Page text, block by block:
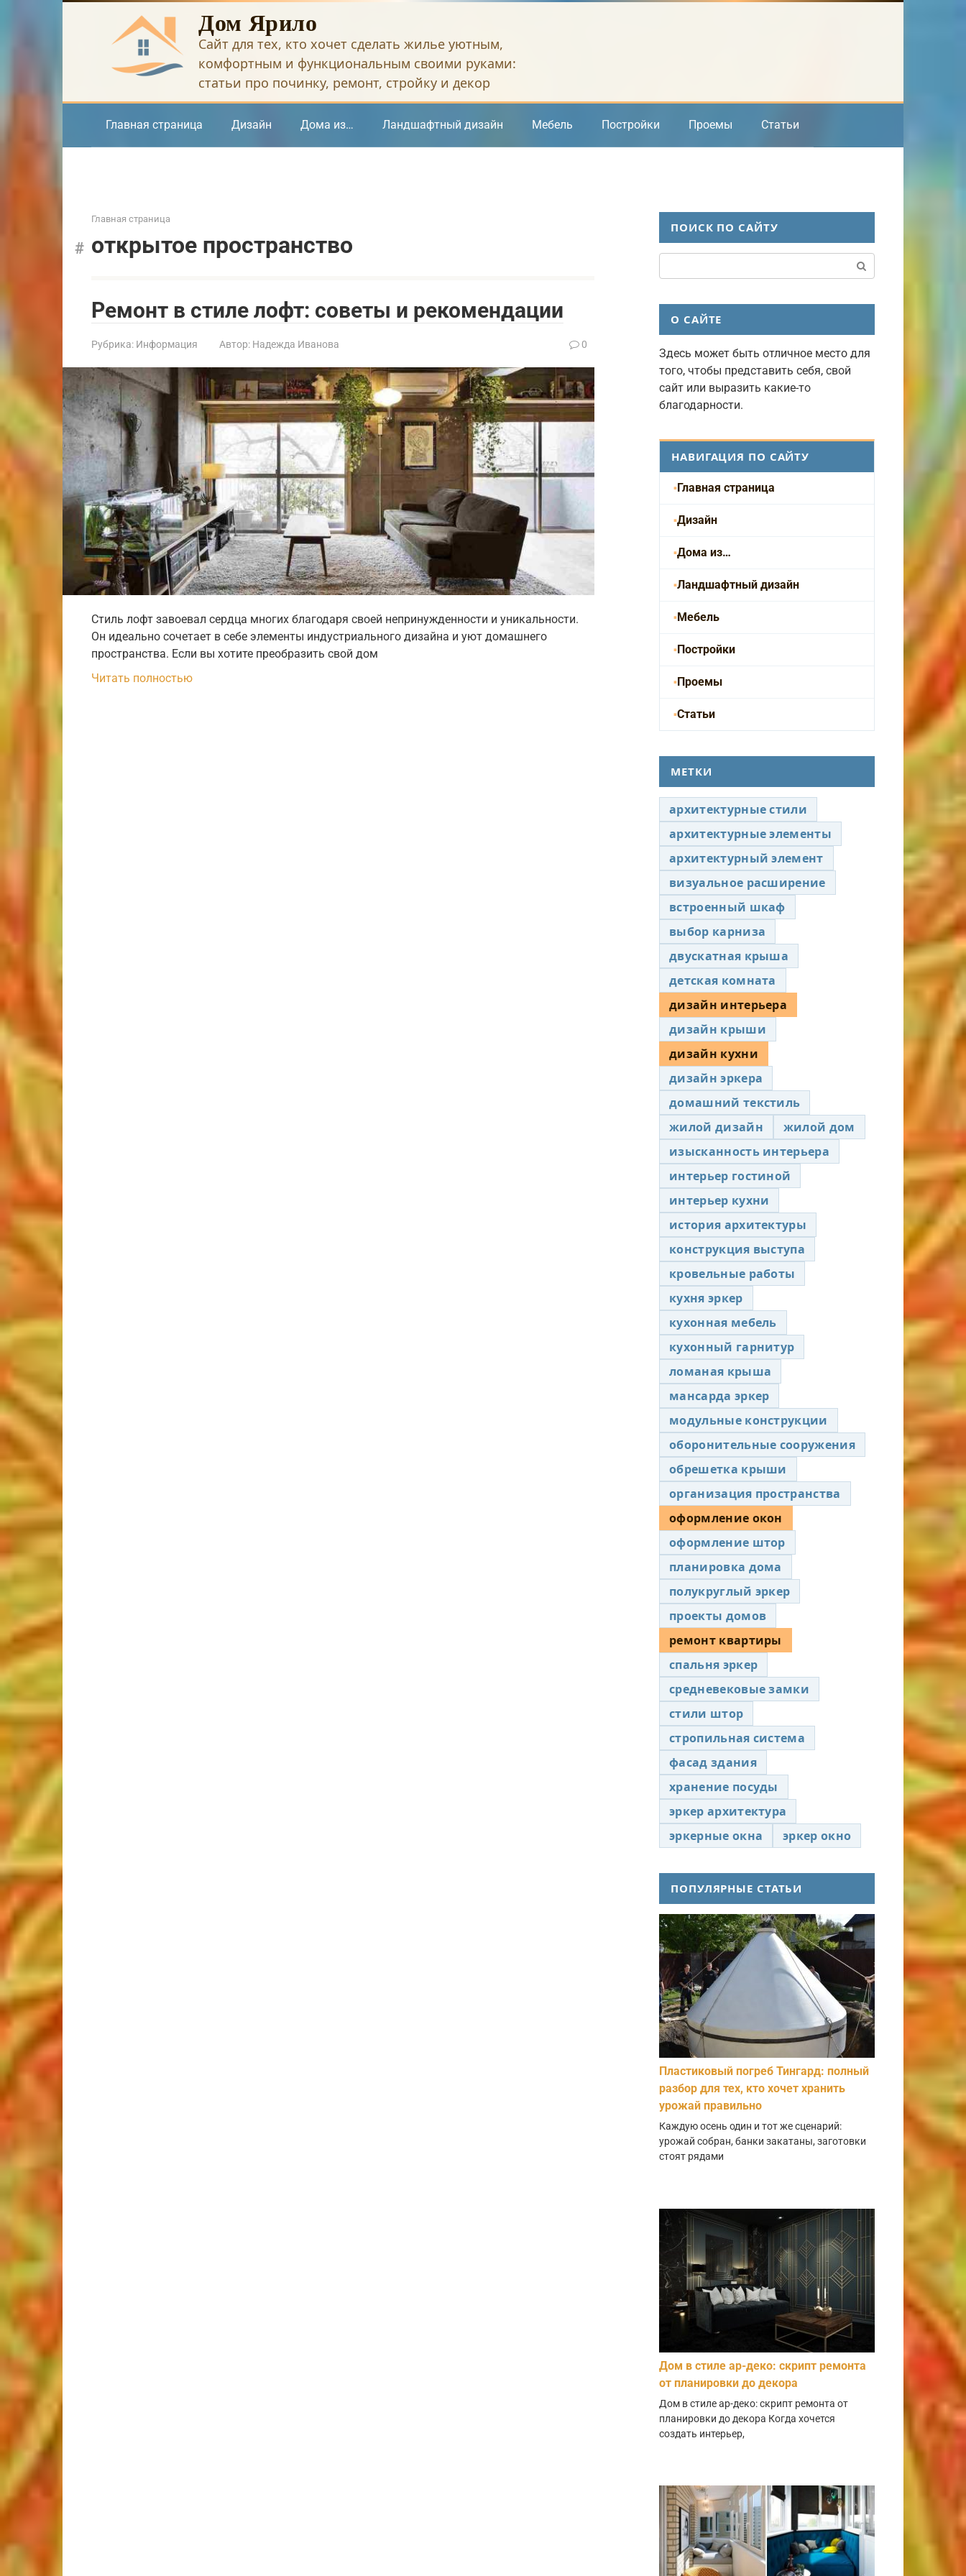
Дом Ярило
Сайт для тех, кто хочет сделать жилье уютным,
комфортным и функциональным своими руками:
статьи про починку, ремонт, стройку и декор
Главная страница Дизайн Дома из… Ландшафтный дизайн Мебель Постройки Проемы Статьи
Главная страница
открытое пространство
Ремонт в стиле лофт: советы и рекомендации
Рубрика: Информация Автор: Надежда Иванова 0
Стиль лофт завоевал сердца многих благодаря своей непринужденности и уникальности.
Он идеально сочетает в себе элементы индустриального дизайна и уют домашнего
пространства. Если вы хотите преобразить свой дом
Читать полностью
ПОИСК ПО САЙТУ
О САЙТЕ
Здесь может быть отличное место для
того, чтобы представить себя, свой
сайт или выразить какие-то
благодарности.
НАВИГАЦИЯ ПО САЙТУ
Главная страница
Дизайн
Дома из…
Ландшафтный дизайн
Мебель
Постройки
Проемы
Статьи
МЕТКИ
архитектурные стили
архитектурные элементы
архитектурный элемент
визуальное расширение
встроенный шкаф
выбор карниза
двускатная крыша
детская комната
дизайн интерьера
дизайн крыши
дизайн кухни
дизайн эркера
домашний текстиль
жилой дизайн
жилой дом
изысканность интерьера
интерьер гостиной
интерьер кухни
история архитектуры
конструкция выступа
кровельные работы
кухня эркер
кухонная мебель
кухонный гарнитур
ломаная крыша
мансарда эркер
модульные конструкции
оборонительные сооружения
обрешетка крыши
организация пространства
оформление окон
оформление штор
планировка дома
полукруглый эркер
проекты домов
ремонт квартиры
спальня эркер
средневековые замки
стили штор
стропильная система
фасад здания
хранение посуды
эркер архитектура
эркерные окна
эркер окно
ПОПУЛЯРНЫЕ СТАТЬИ
Пластиковый погреб Тингард: полный
разбор для тех, кто хочет хранить
урожай правильно
Каждую осень один и тот же сценарий:
урожай собран, банки закатаны, заготовки
стоят рядами
Дом в стиле ар-деко: скрипт ремонта
от планировки до декора
Дом в стиле ар-деко: скрипт ремонта от
планировки до декора Когда хочется
создать интерьер,